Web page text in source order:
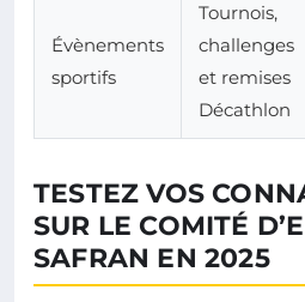
Évènements
sportifs
Tournois,
challenges
et remises
Décathlon
TESTEZ VOS
SUR LE COMITÉ
SAFRAN EN 2025